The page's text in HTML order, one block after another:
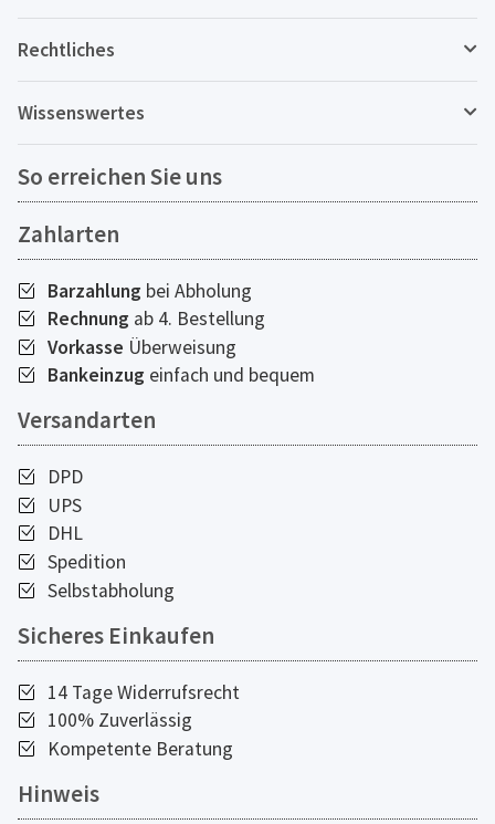
Rechtliches
Wissenswertes
So erreichen Sie uns
Zahlarten
Barzahlung bei Abholung
Rechnung ab 4. Bestellung
Vorkasse Überweisung
Bankeinzug einfach und bequem
Versandarten
DPD
UPS
DHL
Spedition
Selbstabholung
Sicheres Einkaufen
14 Tage Widerrufsrecht
100% Zuverlässig
Kompetente Beratung
Hinweis